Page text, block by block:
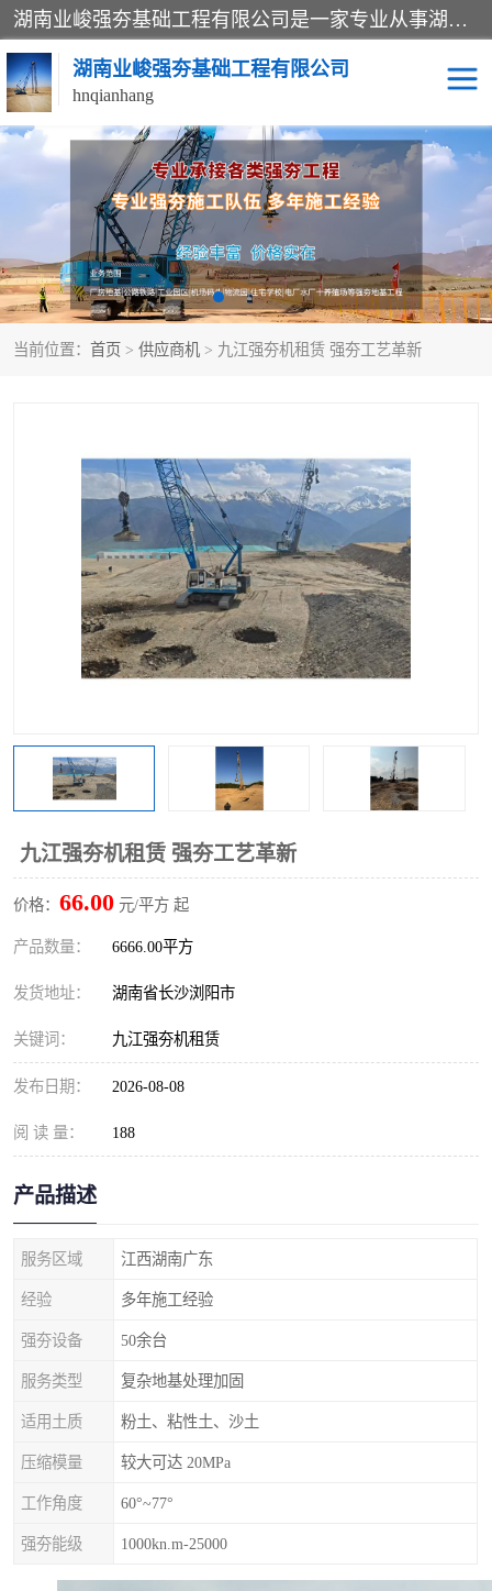
湖南业峻强夯基础工程有限公司是一家专业从事湖南强夯基础工程、强夯机租赁，地基处理的施工单位。业务覆盖：湖南、广东，江西等地。可承接1000KN.m-25000KN.m强夯（置换）工程。公司创始人是国内较早期从事强夯施工的建设者，经过多年的一步一个脚印的发展，在行业内具有较高的度和良好的口碑。
湖南业峻强夯基础工程有限公司
hnqianhang
当前位置： 首页 > 供应商机 > 九江强夯机租赁 强夯工艺革新
九江强夯机租赁 强夯工艺革新
价格： 66.00 元/平方 起
产品数量： 6666.00平方
发货地址： 湖南省长沙浏阳市
关键词： 九江强夯机租赁
发布日期： 2026-08-08
阅 读 量： 188
产品描述
服务区域 江西湖南广东
经验 多年施工经验
强夯设备 50余台
服务类型 复杂地基处理加固
适用土质 粉土、粘性土、沙土
压缩模量 较大可达 20MPa
工作角度 60°~77°
强夯能级 1000kn.m-25000
强夯施工案例 强夯机租赁
强夯施工工程 强夯施工队伍
强夯队伍